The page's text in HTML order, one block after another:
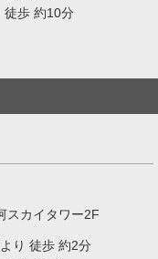
徒歩 約10分
スカイタワー2F
り 徒歩 約2分